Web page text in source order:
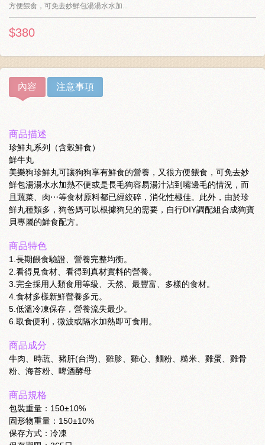
方便餵食，可免去妙鮮包湯湯水水加...
$380
內容 注意事項
商品描述
珍鮮丸系列（含穀鮮食）
鮮牛丸
美樂狗珍鮮丸可讓狗狗享有鮮食的營養，又很方便餵食，可免去妙
鮮包湯湯水水加熱不便或是長毛狗容易湯汁沾到嘴邊毛的情況，而
且蔬菜、肉⋯等食材原料都已經絞碎，消化性極佳。此外，由於珍
鮮丸種類多，狗爸媽可以根據狗兒的需要，自行DIY調配組合成狗寶
貝專屬的鮮食配方。
商品特色
1.長期餵食驗證、營養完整均衡。
2.看得見食材、看得到真材實料的營養。
3.完全採用人類食用等級、天然、最豐富、多樣的食材。
4.食材多樣新鮮營養多元。
5.低溫冷凍保存，營養流失最少。
6.取食便利，微波或隔水加熱即可食用。
商品成分
牛肉、時蔬、豬肝(台灣)、雞胗、雞心、麵粉、糙米、雞蛋、雞骨
粉、海苔粉、啤酒酵母
商品規格
包裝重量：150±10%
固形物重量：150±10%
保存方式：冷凍